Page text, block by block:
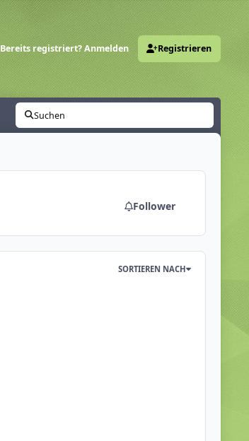
Bereits registriert? Anmelden Registrieren
Suchen
Follower
SORTIEREN NACH